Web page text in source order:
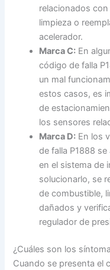
relacionados
limpieza o
acelerador.
Marca C: En
código de falla
un mal
estos casos, es
de
los sensores
Marca D: En los
de falla P1888
en el sistema de
solucionarlo, se
de combustible,
dañados y
regulador de
¿Cuáles son los
Cuando se presenta el